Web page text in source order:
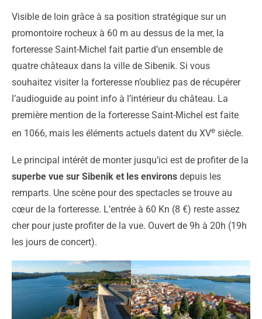
Visible de loin grâce à sa position stratégique sur un
promontoire rocheux à 60 m au dessus de la mer, la
forteresse Saint-Michel fait partie d’un ensemble de
quatre châteaux dans la ville de Sibenik. Si vous
souhaitez visiter la forteresse n’oubliez pas de récupérer
l’audioguide au point info à l’intérieur du château. La
première mention de la forteresse Saint-Michel est faite
en 1066, mais les éléments actuels datent du XVe siècle.
Le principal intérêt de monter jusqu’ici est de profiter de la
superbe vue sur Sibenik et les environs depuis les
remparts. Une scène pour des spectacles se trouve au
cœur de la forteresse. L’entrée à 60 Kn (8 €) reste assez
cher pour juste profiter de la vue. Ouvert de 9h à 20h (19h
les jours de concert).